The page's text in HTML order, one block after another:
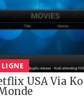
USA Via